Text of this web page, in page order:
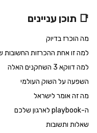
📑 תוכן עניינים
מה הוכרז בדיוק
למה זו אחת ההכרזות החשובות של
למה דווקא 3 השחקנים האלה
השפעה על השוק העולמי
מה זה אומר לישראל
ה-playbook לארגון שלכם
שאלות ותשובות